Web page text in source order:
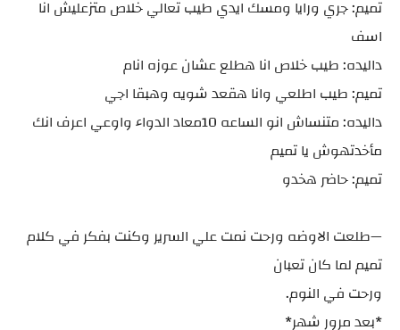
تميم: جري ورايا ومسك ايدي طيب تعالي خلاص متزعليش انا
اسف
داليده: طيب خلاص انا هطلع عشان عوزه انام
تميم: طيب اطلعي وانا هقعد شويه وهبقا اجي
داليده: متنساش انو الساعه 10معاد الدواء واوعي اعرف انك
مأخدتهوش يا تميم
تميم: حاضر هخدو
—طلعت الاوضه ورحت نمت علي السرير وكنت بفكر في كلام
تميم لما كان تعبان
ورحت في النوم.
*بعد مرور شهر*